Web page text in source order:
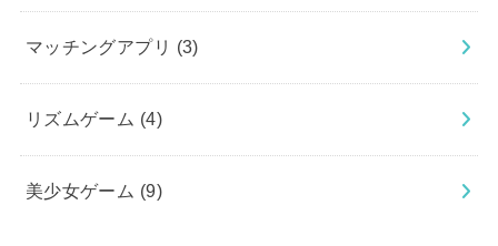
マッチングアプリ (3)
リズムゲーム (4)
美少女ゲーム (9)